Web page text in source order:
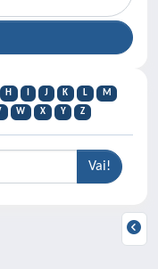
H J K L
M
W X Y Z